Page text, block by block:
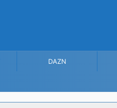
DAZN